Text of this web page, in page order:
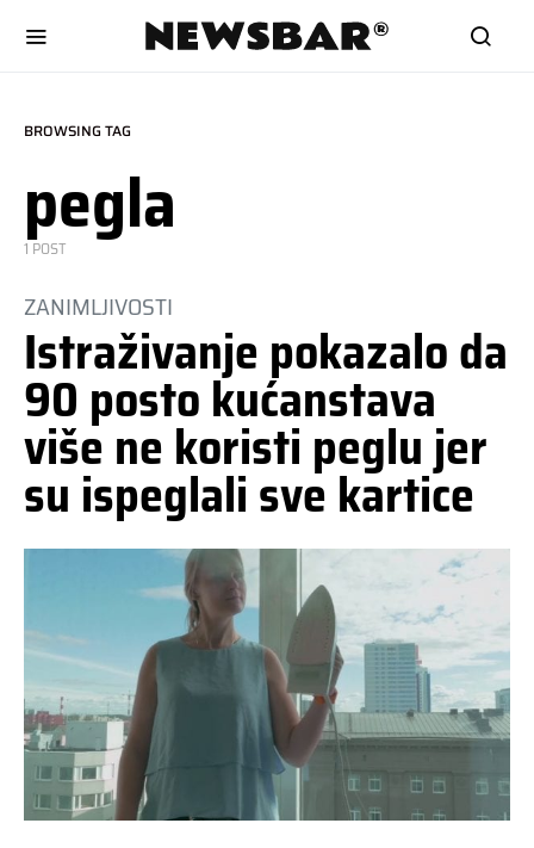
BROWSING TAG
pegla
1 POST
ZANIMLJIVOSTI
Istraživanje pokazalo da
90 posto kućanstava
više ne koristi peglu jer
su ispeglali sve kartice